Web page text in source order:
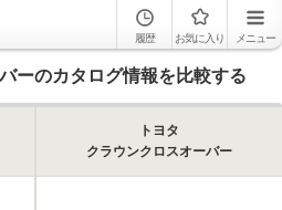
履歴 お気に入り メニュー
ーのカタログ情報を比較する
トヨタ
クラウンクロスオーバー